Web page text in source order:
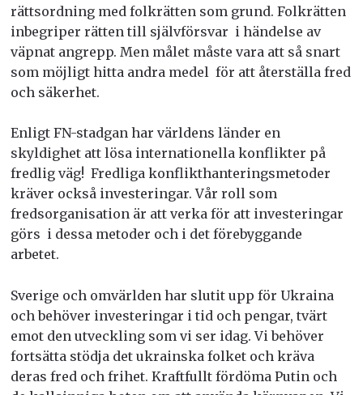
rättsordningmed folkrätten som grund. Folkrätten
inbegriper rätten till självförsvar i händelse av
väpnat angrepp. Men målet måste vara att så snart
som möjligt hitta andra medel för att återställa fred
och säkerhet.
Enligt FN-stadgan har världens länder en
skyldighet att lösa internationella konflikter på
fredlig väg! Fredliga konflikthanteringsmetoder
kräver också investeringar.Vår roll som
fredsorganisation är att verka för att investeringar
görs i dessa metoder och i det förebyggande
arbetet.
Sverige och omvärlden har slutit upp för Ukraina
och behöver investeringar i tid och pengar, tvärt
emot den utveckling som vi ser idag. Vi behöver
fortsätta stödja det ukrainska folket och kräva
deras fred och frihet. Kraftfullt fördöma Putin och